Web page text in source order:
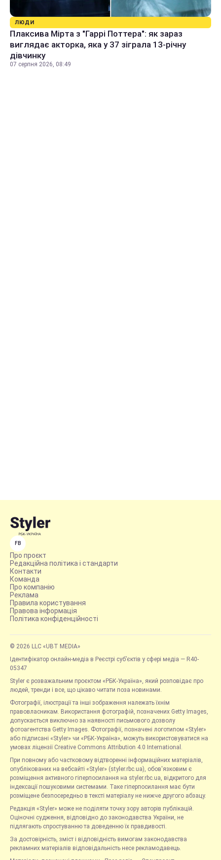
ЛЮДИ
Плаксива Мірта з "Гаррі Поттера": як зараз
виглядає акторка, яка у 37 зіграла 13-річну
дівчинку
07 серпня 2026, 08:49
FB
Про проєкт
Редакційна політика і стандарти
Контакти
Команда
Про компанію
Реклама
Правила користування
Правова інформація
Політика конфіденційності
© 2026 LLC «UBT MEDIA»
Ідентифікатор онлайн-медіа в Реєстрі суб’єктів у сфері медіа — R40-
05347
Styler є розважальним проєктом «РБК-Україна», який розповідає про
людей, тренди і все, що цікаво читати поза новинами.
Фотографії, ілюстрації та інші зображення належать їхнім
правовласникам. Використання фотографій, позначених Getty Images,
допускається виключно за наявності письмового дозволу
фотоагентства Getty Images. Фотографії, позначені логотипом «Styler»
або підписані «Styler» чи «РБК-Україна», можуть використовуватися на
умовах ліцензії Creative Commons Attribution 4.0 International.
При повному або частковому відтворенні інформаційних матеріалів,
опублікованих на вебсайті «Styler» (styler.rbc.ua), обов'язковим є
розміщення активного гіперпосилання на styler.rbc.ua, відкритого для
індексації пошуковими системами. Таке гіперпосилання має бути
розміщене безпосередньо в тексті матеріалу не нижче другого абзацу.
Редакція «Styler» може не поділяти точку зору авторів публікацій.
Оціночні судження, відповідно до законодавства України, не
підлягають спростуванню та доведенню їх правдивості.
За достовірність, зміст і відповідність вимогам законодавства
рекламних матеріалів відповідальність несе рекламодавець.